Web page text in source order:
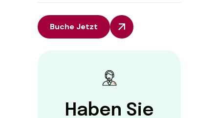
Buche Jetzt
Haben Sie